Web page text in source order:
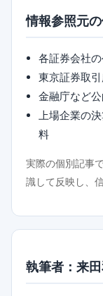
情報参照元
各証券会社
東京証券取
金融庁など
上場企業の
料
実際の個別記事
識して反映し、
執筆者：来